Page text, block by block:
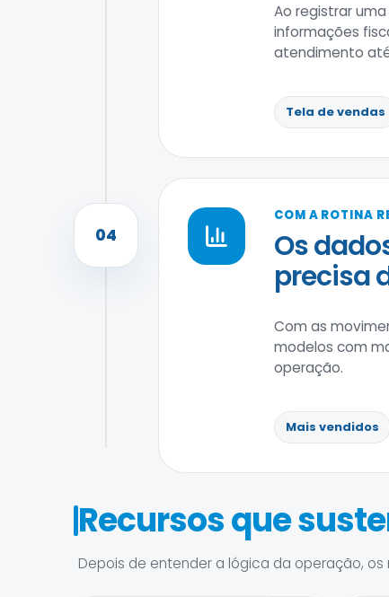
Ao registrar
informações
atendimento
Tela de vendas
04
COM A ROTINA
Os
precisa
Com as
modelos com
operação.
Mais vendidos
Recursos que
Depois de entender a lógica da operação,